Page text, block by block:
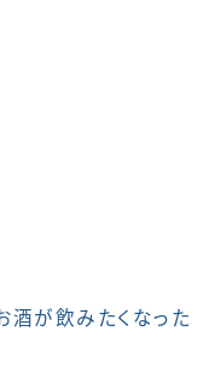
酒が飲みたくなった